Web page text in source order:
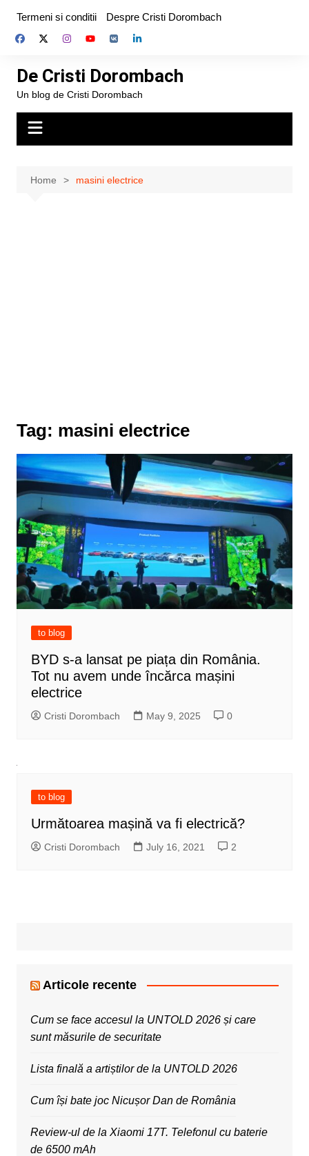
content
Termeni si conditii Despre Cristi Dorombach
De Cristi Dorombach
Un blog de Cristi Dorombach
Home masini electrice
Tag: masini electrice
to blog
BYD s-a lansat pe piața din România.
Tot nu avem unde încărca mașini
electrice
Cristi Dorombach May 9, 2025 0
to blog
Următoarea mașină va fi electrică?
Cristi Dorombach July 16, 2021 2
Articole recente
Cum se face accesul la UNTOLD 2026 și care
sunt măsurile de securitate
Lista finală a artiștilor de la UNTOLD 2026
Cum își bate joc Nicușor Dan de România
Review-ul de la Xiaomi 17T. Telefonul cu baterie
de 6500 mAh